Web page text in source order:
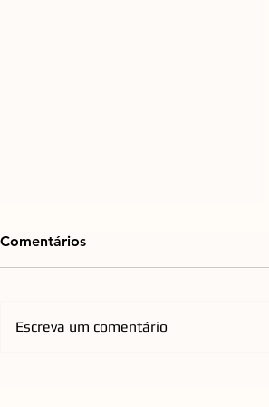
Comentários
Escreva um comentário